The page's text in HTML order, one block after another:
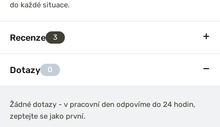
do každé situace.
Recenze 3
Dotazy 0
Žádné dotazy - v pracovní den odpovíme do 24 hodin,
zeptejte se jako první.